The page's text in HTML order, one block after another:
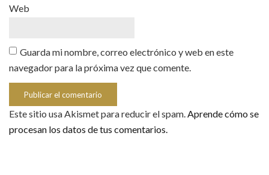
Web
Guarda mi nombre, correo electrónico y web en este
navegador para la próxima vez que comente.
Este sitio usa Akismet para reducir el spam.Aprende cómo se
procesan los datos de tus comentarios.